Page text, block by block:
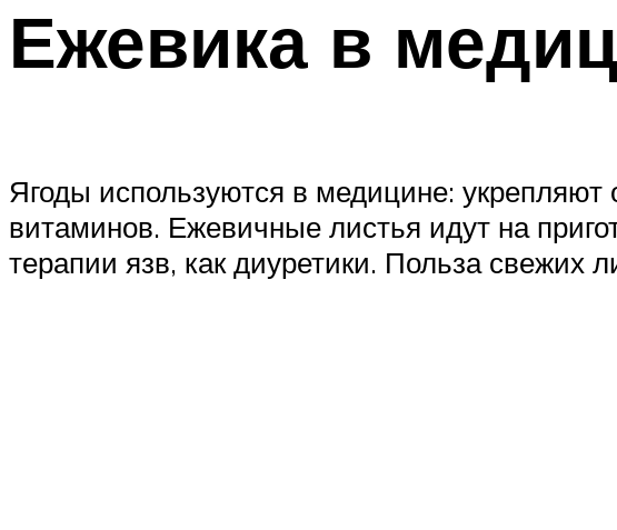
Ежевика в
Ягоды используются в медицине:
витаминов. Ежевичные листья идут на
терапии язв, как диуретики. Польза свежих